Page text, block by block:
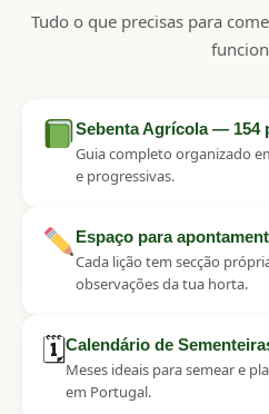
Tudo o que precisas para
Sebenta Agrícola — 154
Guia completo organizado
e progressivas.
Espaço para
Cada lição tem secção
observações da tua horta.
🗓Calendário de
Meses ideais para semear e
em Portugal.